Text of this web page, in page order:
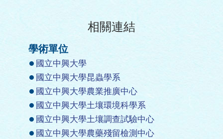
相關連結
學術單位
國立中興大學
國立中興大學昆蟲學系
國立中興大學農業推廣中心
國立中興大學土壤環境科學系
國立中興大學土壤調查試驗中心
國立中興大學農藥殘留檢測中心